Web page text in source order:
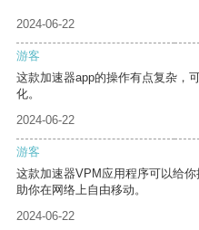
2024-06-22
游客
这款加速器app的操作有点复杂，
化。
2024-06-22
游客
这款加速器VPM应用程序可以给
助你在网络上自由移动。
2024-06-22